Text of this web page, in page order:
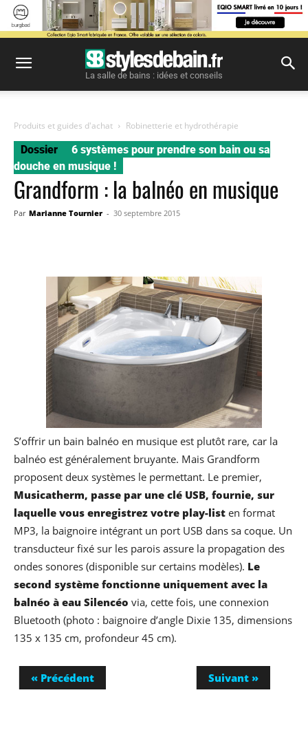
La salle de bains : idées et conseils
Produits et guides d'achat Robinetterie et hydrothérapie
Dossier
6 systèmes pour prendre son bain ou sa
douche en musique !
Grandform : la balnéo en musique
Par Marianne Tournier - 30 septembre 2015
S’offrir un bain balnéo en musique est plutôt rare, car la
balnéo est généralement bruyante. Mais Grandform
proposent deux systèmes le permettant. Le premier,
Musicatherm, passe par une clé USB, fournie, sur
laquelle vous enregistrez votre play-list en format
MP3, la baignoire intégrant un port USB dans sa coque. Un
transducteur fixé sur les parois assure la propagation des
ondes sonores (disponible sur certains modèles). Le
second système fonctionne uniquement avec la
balnéo à eau Silencéo via, cette fois, une connexion
Bluetooth (photo : baignoire d’angle Dixie 135, dimensions
135 x 135 cm, profondeur 45 cm).
« Précédent Suivant »